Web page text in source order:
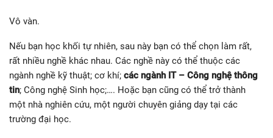
Vô vàn.
Nếu bạn học khối tự nhiên, sau này bạn có thể chọn làm rất,
rất nhiều nghề khác nhau. Các nghề này có thể thuộc các
ngành nghề kỹ thuật; cơ khí; các ngành IT – Công nghệ thông
tin; Công nghệ Sinh học;…. Hoặc bạn cũng có thể trở thành
một nhà nghiên cứu, một người chuyên giảng dạy tại các
trường đại học.